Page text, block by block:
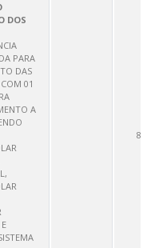
DOS
PARA
DAS
COM 01
A